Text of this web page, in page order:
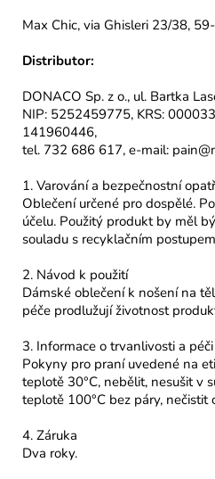
Max Chic, via Ghisleri 23/38,
Distributor:
DONACO Sp. z o., ul. Bartka
NIP: 5252459775, KRS:
141960446,
tel. 732 686 617, e-mail:
1. Varování a bezpečnostní
Oblečení určené pro dospělé.
účelu. Použitý produkt by měl
souladu s recyklačním
2. Návod k použití
Dámské oblečení k nošení na
péče prodlužují životnost
3. Informace o trvanlivosti a péči
Pokyny pro praní uvedené na
teplotě 30°C, nebělit, nesušit v
teplotě 100°C bez páry, nečistit
4. Záruka
Dva roky.